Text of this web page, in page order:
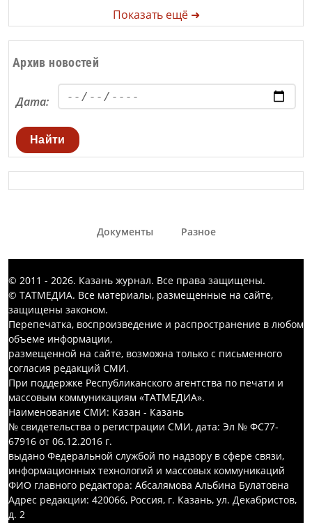
Показать ещё ➜
Архив новостей
Дата:
Найти
Документы Разное
© 2011 - 2026. Казань журнал. Все права защищены.
© ТАТМЕДИА. Все материалы, размещенные на сайте,
защищены законом.
Перепечатка, воспроизведение и распространение в любом
объеме информации,
размещенной на сайте, возможна только с письменного
согласия редакций СМИ.
При поддержке Республиканского агентства по печати и
массовым коммуникациям «ТАТМЕДИА».
Наименование СМИ: Казан - Казань
№ свидетельства о регистрации СМИ, дата: Эл № ФС77-
67916 от 06.12.2016 г.
выдано Федеральной службой по надзору в сфере связи,
информационных технологий и массовых коммуникаций
ФИО главного редактора: Абсалямова Альбина Булатовна
Адрес редакции: 420066, Россия, г. Казань, ул. Декабристов,
д. 2